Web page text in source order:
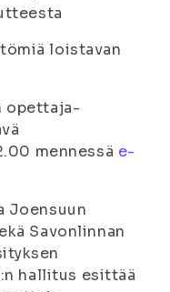
loistavan
opettaja-
mennessä e-
Joensuun
Savonlinnan
hallitus esittää